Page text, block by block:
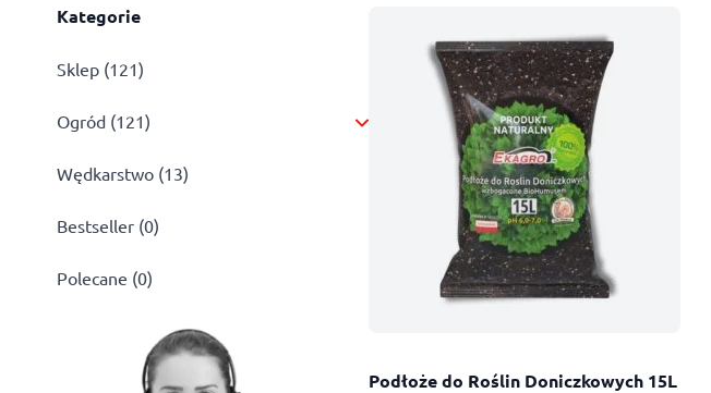
Kategorie
Sklep (121)
Ogród (121)
Wędkarstwo (13)
Bestseller (0)
Polecane (0)
Podłoże do Roślin Doniczkowych 15L